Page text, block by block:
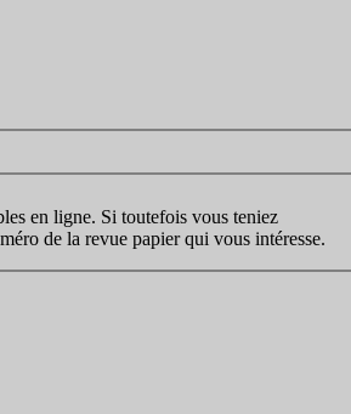
en ligne. Si toutefois vous teniez
de la revue papier qui vous intéresse.